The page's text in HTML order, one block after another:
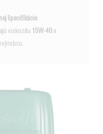
špecifikácie
viskozitu 15W-40a